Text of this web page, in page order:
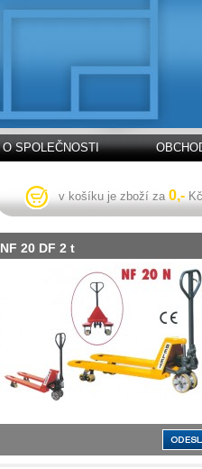
O SPOLEČNOSTI
v košíku je zboží za 0,- Kč
NF 20 DF 2 t